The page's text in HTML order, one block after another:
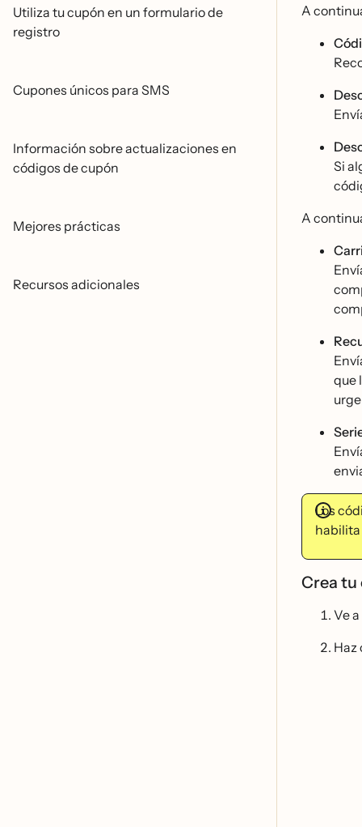
Utiliza tu cupón en un formulario de
registro
Cupones únicos para SMS
Información sobre actualizaciones en
códigos de cupón
Mejores prácticas
Recursos adicionales
A
Si
A
que
Los
habilita
Crea tu
Ve a
Haz